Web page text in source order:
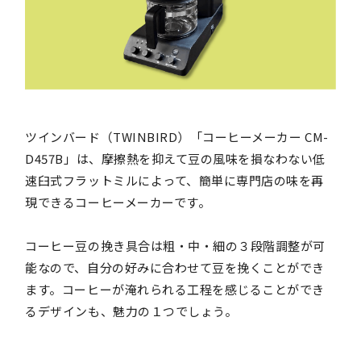
ツインバード（TWINBIRD）「コーヒーメーカー CM-
D457B」は、摩擦熱を抑えて豆の風味を損なわない低
速臼式フラットミルによって、簡単に専門店の味を再
現できるコーヒーメーカーです。
コーヒー豆の挽き具合は粗・中・細の３段階調整が可
能なので、自分の好みに合わせて豆を挽くことができ
ます。コーヒーが淹れられる工程を感じることができ
るデザインも、魅力の１つでしょう。